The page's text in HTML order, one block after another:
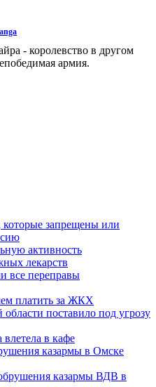
- королевство в другом
армия.
которые запрещены или
активность
лекарств
все переправы
платить за ЖКХ
поставило под угрозу
в кафе
казармы в Омске
казармы ВДВ в